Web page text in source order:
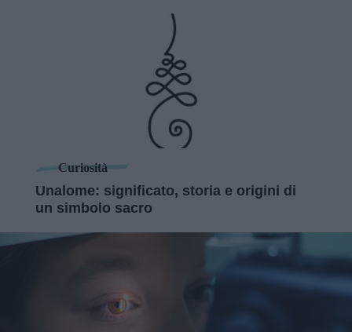
Curiosità
Unalome: significato, storia e origini di
un simbolo sacro